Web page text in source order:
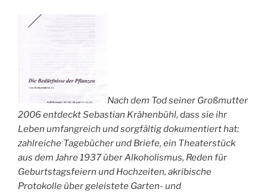
Nach dem Tod seiner Großmutter
2006 entdeckt Sebastian Krähenbühl, dass sie ihr
Leben umfangreich und sorgfältig dokumentiert hat:
zahlreiche Tagebücher und Briefe, ein Theaterstück
aus dem Jahre 1937 über Alkoholismus, Reden für
Geburtstagsfeiern und Hochzeiten, akribische
Protokolle über geleistete Garten- und